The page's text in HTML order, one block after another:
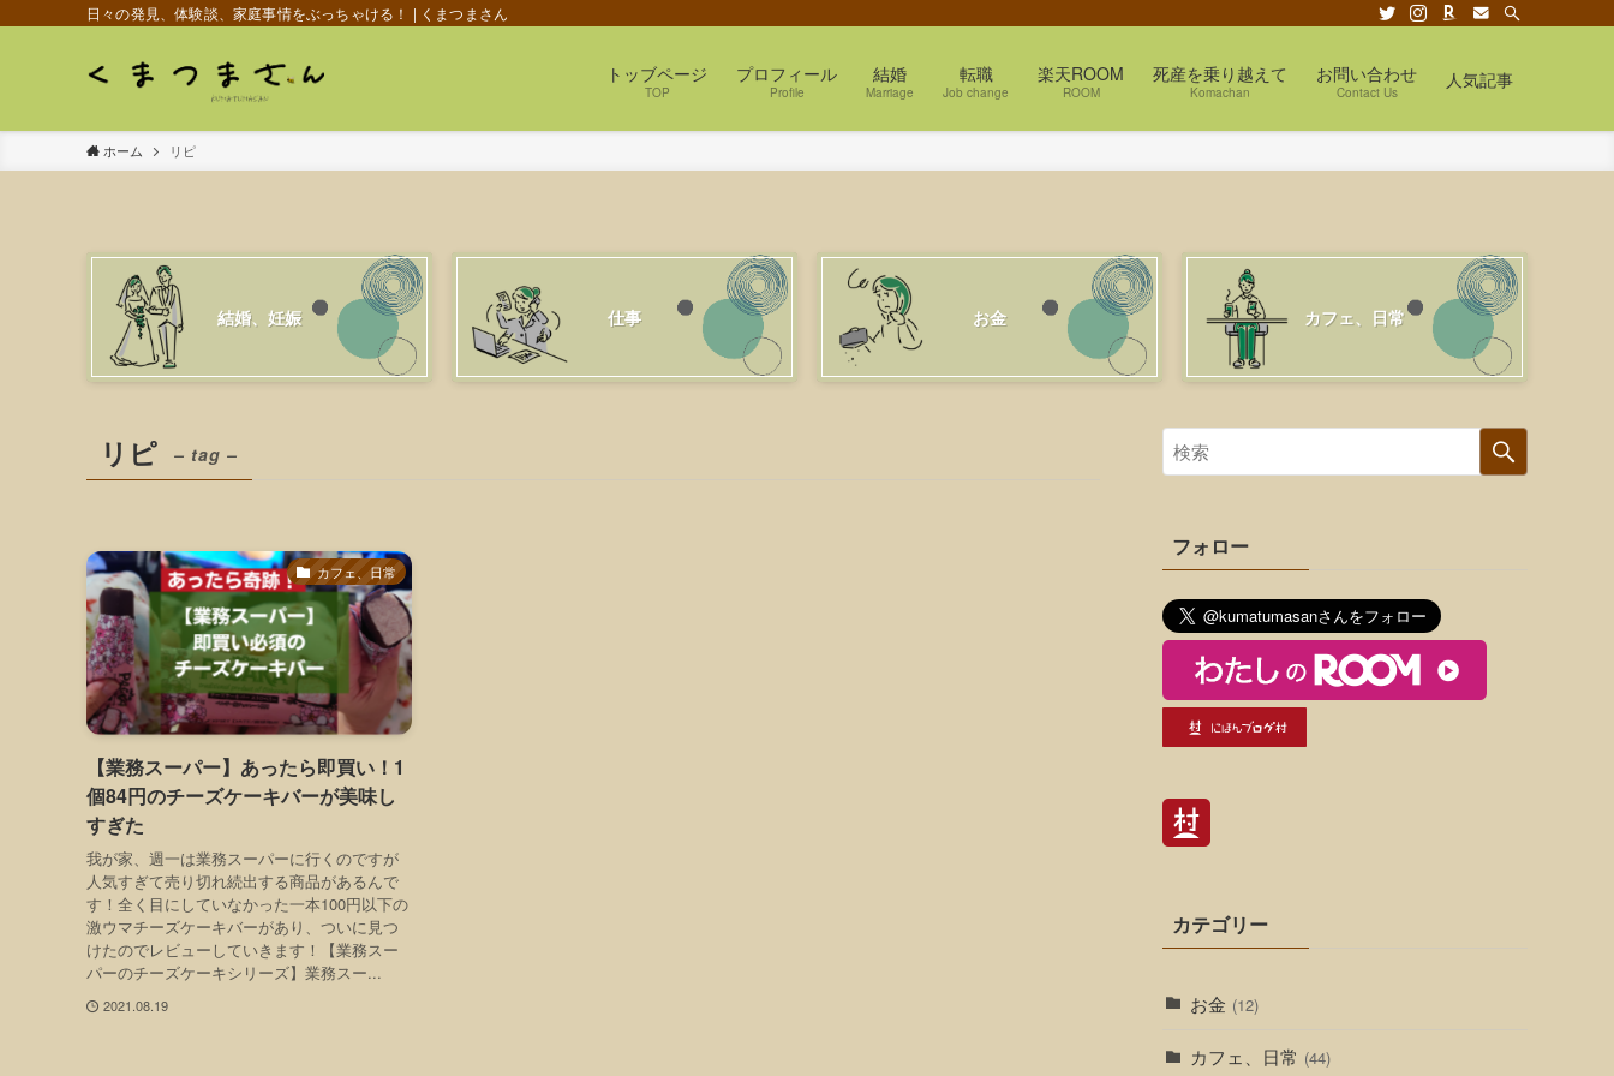
日々の発見、体験談、家庭事情をぶっちゃける！ | くまつまさん
トッブページ
TOP
プロフィール
Profile
結婚
Marriage
転職
Job change
楽天ROOM
ROOM
死産を乗り越えて
Komachan
お問い合わせ
Contact Us
人気記事
ホーム リピ
結婚、妊娠 仕事 お金 カフェ、日常
リピ – tag –
カフェ、日常
【業務スーパー】あったら即買い！1
個84円のチーズケーキバーが美味し
すぎた
我が家、週一は業務スーパーに行くのですが
人気すぎて売り切れ続出する商品があるんで
す！全く目にしていなかった一本100円以下の
激ウマチーズケーキバーがあり、ついに見つ
けたのでレビューしていきます！【業務スー
パーのチーズケーキシリーズ】業務スー...
2021.08.19
フォロー
カテゴリー
お金 (12)
カフェ、日常 (44)